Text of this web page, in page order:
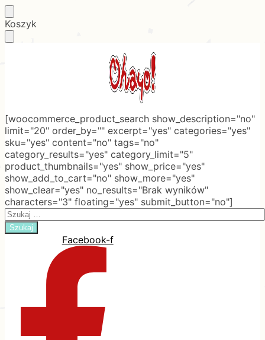
Skip
to
Skip
to
Koszyk
[woocommerce_product_search show_description="no"
limit="20" order_by="" excerpt="yes" categories="yes"
sku="yes" content="no" tags="no"
category_results="yes" category_limit="5"
product_thumbnails="yes" show_price="yes"
show_add_to_cart="no" show_more="yes"
show_clear="yes" no_results="Brak wyników"
characters="3" floating="yes" submit_button="no"]
Search
for:
Facebook-f